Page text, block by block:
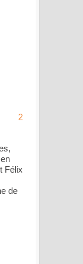
2
Félix
de